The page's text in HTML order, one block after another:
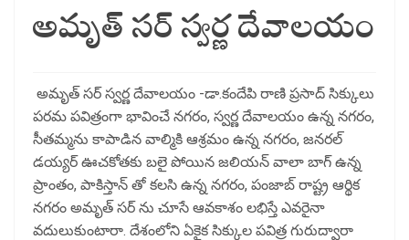
అమృత్ సర్ స్వర్ణ దేవాలయం
అమృత్ సర్ స్వర్ణ దేవాలయం -డా.కందేపి రాణి ప్రసాద్ సిక్కులు
పరమ పవిత్రంగా భావించే నగరం, స్వర్ణ దేవాలయం ఉన్న నగరం,
సీతమ్మను కాపాడిన వాల్మికి ఆశ్రమం ఉన్న నగరం, జనరల్
డయ్యర్ ఊచకోతకు బలై పోయిన జలియన్ వాలా బాగ్ ఉన్న
ప్రాంతం, పాకిస్తాన్ తో కలసి ఉన్న నగరం, పంజాబ్ రాష్ట్ర ఆర్థిక
నగరం అమృత్ సర్ ను చూసే ఆవకాశం లభిస్తే ఎవరైనా
వదులుకుంటారా. దేశంలోని ఏకైక సిక్కుల పవిత్ర గురుద్వారా